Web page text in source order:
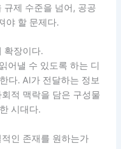
규제 수준을 넘어, 공공
야 할 문제다.
확장이다.
어낼 수 있도록 하는 디
다. AI가 전달하는 정보
적 맥락을 담은 구성물
시대다.
인 존재를 원하는가